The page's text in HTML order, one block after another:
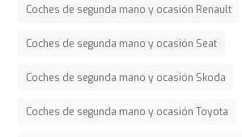
Coches de segunda mano y ocasión Renault
Coches de segunda mano y ocasión Seat
Coches de segunda mano y ocasión Skoda
Coches de segunda mano y ocasión Toyota